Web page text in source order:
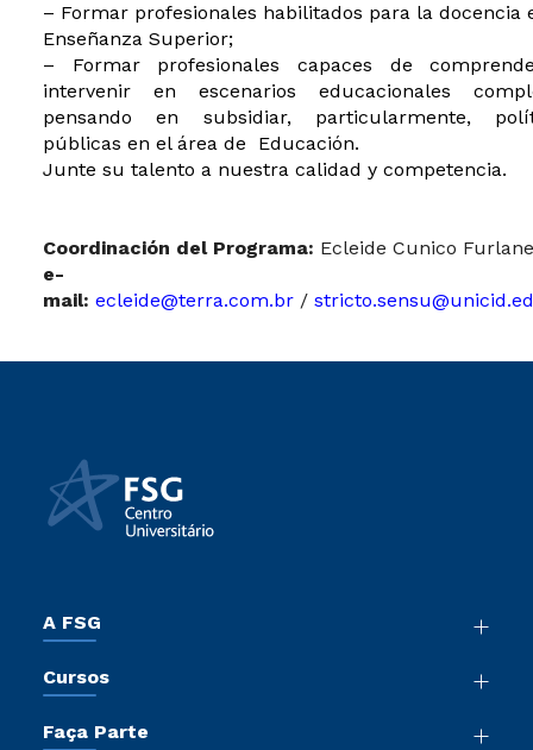
– Formar profesionales habilitados para la docencia
Enseñanza Superior;
– Formar profesionales capaces de
intervenir en escenarios educacionales
pensando en subsidiar, particularmente,
públicas en el área de Educación.
Junte su talento a nuestra calidad y competencia.
Coordinación del Programa: Ecleide Cunico
e-
mail: ecleide@terra.com.br /
A FSG
Sala de Imprensa
Cursos
Pós-Graduação
Faça Parte